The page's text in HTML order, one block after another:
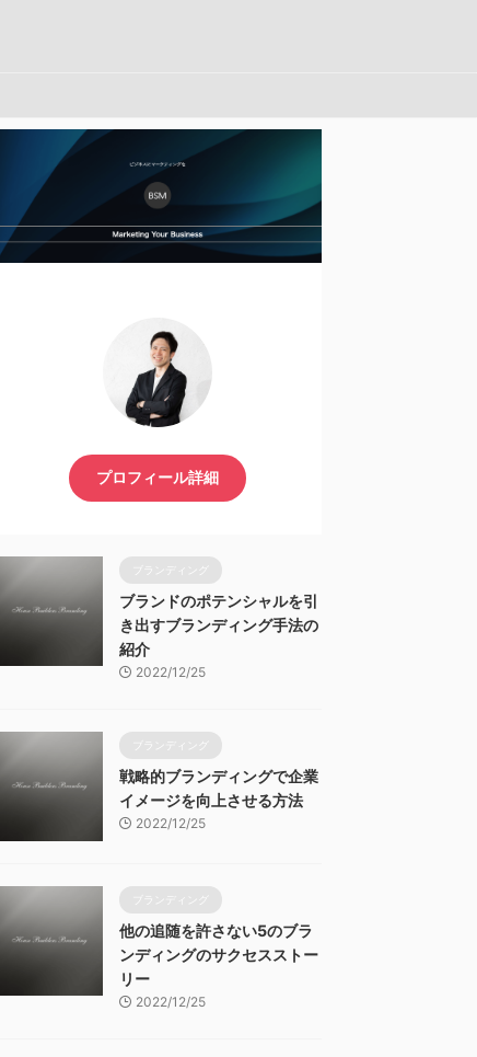
プロフィール詳細
ブランディング
ブランドのポテンシャルを引
き出すブランディング手法の
紹介
2022/12/25
ブランディング
戦略的ブランディングで企業
イメージを向上させる方法
2022/12/25
ブランディング
他の追随を許さない5のブラ
ンディングのサクセスストー
リー
2022/12/25